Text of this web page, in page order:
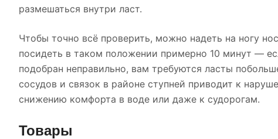
размешаться внутри ласт.
Чтобы точно всё проверить, можно надеть на ногу
посидеть в таком положении примерно 10 минут —
подобран неправильно, вам требуются ласты
сосудов и связок в районе ступней приводит к
снижению комфорта в воде или даже к судорогам.
Товары